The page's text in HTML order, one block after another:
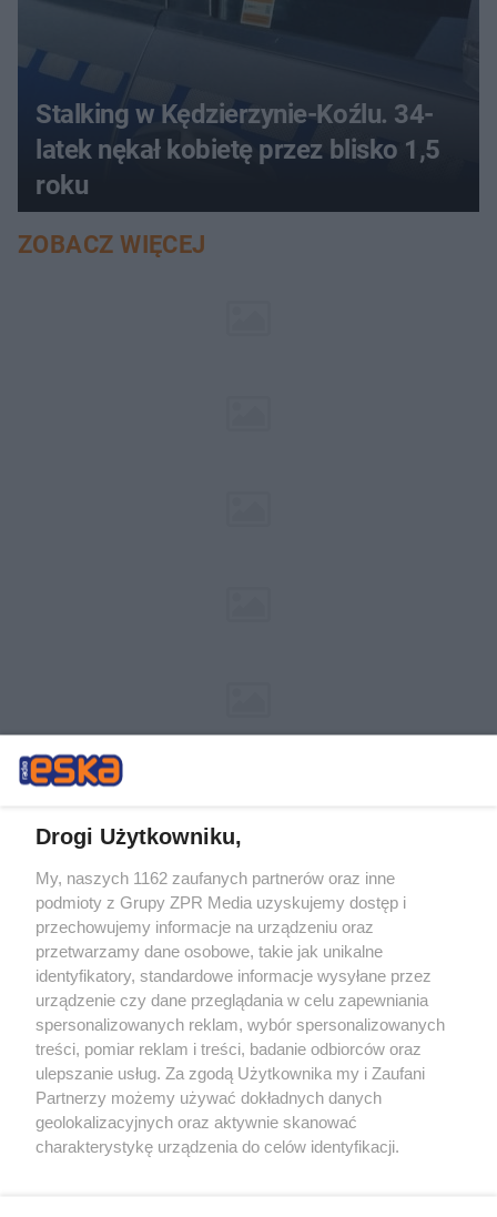
Stalking w Kędzierzynie-Koźlu. 34-
latek nękał kobietę przez blisko 1,5
roku
ZOBACZ WIĘCEJ
Żaden utwór zamieszczony w serwisie nie może być powielany i
rozpowszechniany lub dalej rozpowszechniany w jakikolwiek sposób (w
tym także elektroniczny lub mechaniczny) na jakimkolwiek polu
eksploatacji w jakiejkolwiek formie, włącznie z umieszczaniem w
Internecie bez pisemnej zgody właściciela praw. Jakiekolwiek użycie lub
wykorzystanie utworów w całości lub w części z naruszeniem prawa,
tzn. bez właściwej zgody, jest zabronione pod groźbą kary i może być
ścigane prawnie.
Drogi Użytkowniku,
My, naszych 1162 zaufanych partnerów oraz inne
podmioty z Grupy ZPR Media uzyskujemy dostęp i
przechowujemy informacje na urządzeniu oraz
przetwarzamy dane osobowe, takie jak unikalne
identyfikatory, standardowe informacje wysyłane przez
urządzenie czy dane przeglądania w celu zapewniania
spersonalizowanych reklam, wybór spersonalizowanych
treści, pomiar reklam i treści, badanie odbiorców oraz
ulepszanie usług. Za zgodą Użytkownika my i Zaufani
Partnerzy możemy używać dokładnych danych
geolokalizacyjnych oraz aktywnie skanować
charakterystykę urządzenia do celów identyfikacji.